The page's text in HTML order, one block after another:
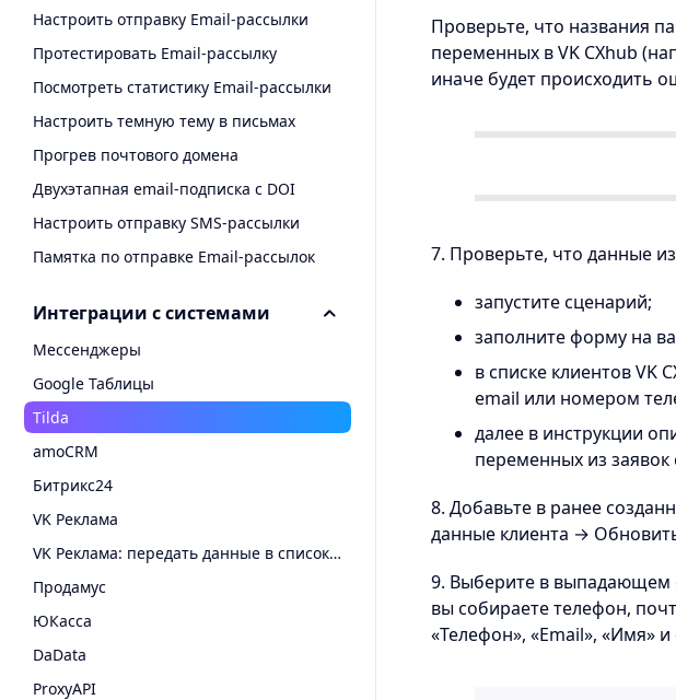
Настроить отправку Email-рассылки
Протестировать Email-рассылку
Посмотреть статистику Email-рассылки
Настроить темную тему в письмах
Прогрев почтового домена
Двухэтапная email-подписка с DOI
Настроить отправку SMS-рассылки
Памятка по отправке Email-рассылок
Интеграции с системами
Мессенджеры
Google Таблицы
Tilda
amoCRM
Битрикс24
VK Реклама
VK Реклама: передать данные в список пользователей
Продамус
ЮКасса
DaData
ProxyAPI
Проверьте, что названия
переменных в VK CXhub
иначе будет происходить
7. Проверьте, что данные
запустите сценарий;
заполните форму на
в списке клиентов VK
email или номером
далее в инструкции
переменных из
8. Добавьте в ранее
данные клиента →
9. Выберите в выпадающем
вы собираете телефон,
«Телефон», «Email», «Имя»